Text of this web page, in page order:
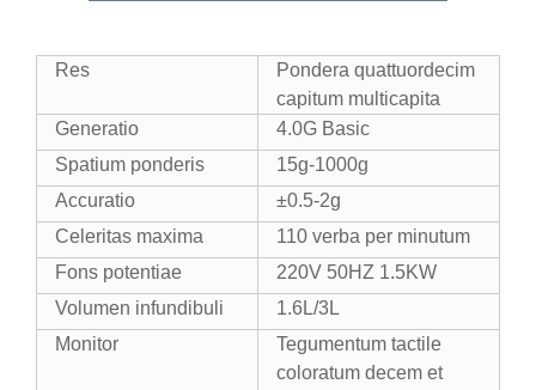
Res
Pondera quattuordecim
capitum multicapita
Generatio
4.0G Basic
Spatium ponderis
15g-1000g
Accuratio
±0.5-2g
Celeritas maxima
110 verba per minutum
Fons potentiae
220V 50HZ 1.5KW
Volumen infundibuli
1.6L/3L
Monitor
Tegumentum tactile
coloratum decem et